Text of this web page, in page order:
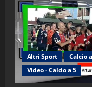
Altri Sport Calcio
Video - Calcio a 5